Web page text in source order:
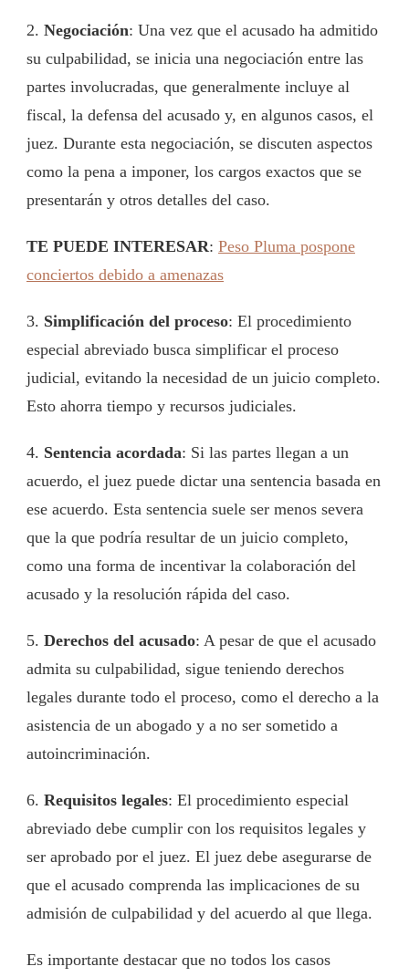
2. Negociación: Una vez que el acusado ha admitido
su culpabilidad, se inicia una negociación entre las
partes involucradas, que generalmente incluye al
fiscal, la defensa del acusado y, en algunos casos, el
juez. Durante esta negociación, se discuten aspectos
como la pena a imponer, los cargos exactos que se
presentarán y otros detalles del caso.
TE PUEDE INTERESAR: Peso Pluma pospone
conciertos debido a amenazas
3. Simplificación del proceso: El procedimiento
especial abreviado busca simplificar el proceso
judicial, evitando la necesidad de un juicio completo.
Esto ahorra tiempo y recursos judiciales.
4. Sentencia acordada: Si las partes llegan a un
acuerdo, el juez puede dictar una sentencia basada en
ese acuerdo. Esta sentencia suele ser menos severa
que la que podría resultar de un juicio completo,
como una forma de incentivar la colaboración del
acusado y la resolución rápida del caso.
5. Derechos del acusado: A pesar de que el acusado
admita su culpabilidad, sigue teniendo derechos
legales durante todo el proceso, como el derecho a la
asistencia de un abogado y a no ser sometido a
autoincriminación.
6. Requisitos legales: El procedimiento especial
abreviado debe cumplir con los requisitos legales y
ser aprobado por el juez. El juez debe asegurarse de
que el acusado comprenda las implicaciones de su
admisión de culpabilidad y del acuerdo al que llega.
Es importante destacar que no todos los casos